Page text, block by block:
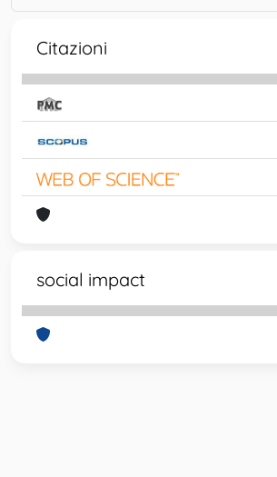
Citazioni
social impact